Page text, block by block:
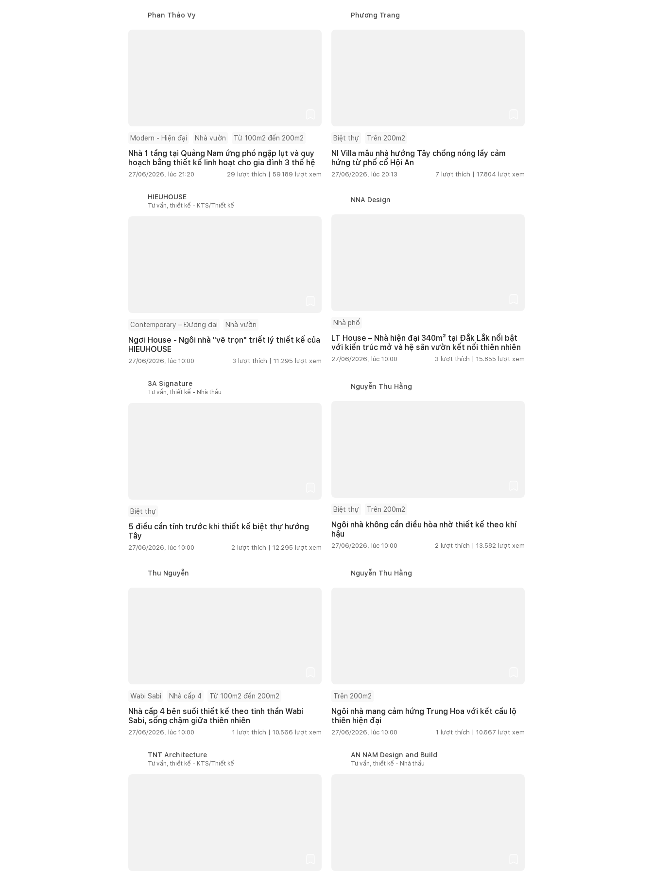
Phan Thảo Vy
Modern - Hiện đại Nhà vườn Từ 100m2 đến 200m2
Nhà 1 tầng tại Quảng Nam ứng phó ngập lụt và quy
hoạch bằng thiết kế linh hoạt cho gia đình 3 thế hệ
27/06/2026, lúc 21:20 29 lượt thích | 59.189 lượt xem
Phương Trang
Biệt thự Trên 200m2
NI Villa mẫu nhà hướng Tây chống nóng lấy cảm
hứng từ phố cổ Hội An
27/06/2026, lúc 20:13 7 lượt thích | 17.804 lượt xem
HIEUHOUSE
Tư vấn, thiết kế - KTS/Thiết kế
Contemporary – Đương đại Nhà vườn
Ngơi House - Ngôi nhà "vẽ trọn" triết lý thiết kế của
HIEUHOUSE
27/06/2026, lúc 10:00 3 lượt thích | 11.295 lượt xem
NNA Design
Nhà phố
LT House – Nhà hiện đại 340m² tại Đắk Lắk nổi bật
với kiến trúc mở và hệ sân vườn kết nối thiên nhiên
27/06/2026, lúc 10:00 3 lượt thích | 15.855 lượt xem
3A Signature
Tư vấn, thiết kế - Nhà thầu
Biệt thự
5 điều cần tính trước khi thiết kế biệt thự hướng
Tây
27/06/2026, lúc 10:00 2 lượt thích | 12.295 lượt xem
Nguyễn Thu Hằng
Biệt thự Trên 200m2
Ngôi nhà không cần điều hòa nhờ thiết kế theo khí
hậu
27/06/2026, lúc 10:00 2 lượt thích | 13.582 lượt xem
Thu Nguyễn
Wabi Sabi Nhà cấp 4 Từ 100m2 đến 200m2
Nhà cấp 4 bên suối thiết kế theo tinh thần Wabi
Sabi, sống chậm giữa thiên nhiên
27/06/2026, lúc 10:00 1 lượt thích | 10.566 lượt xem
Nguyễn Thu Hằng
Trên 200m2
Ngôi nhà mang cảm hứng Trung Hoa với kết cấu lộ
thiên hiện đại
27/06/2026, lúc 10:00 1 lượt thích | 10.667 lượt xem
TNT Architecture
Tư vấn, thiết kế - KTS/Thiết kế
AN NAM Design and Build
Tư vấn, thiết kế - Nhà thầu